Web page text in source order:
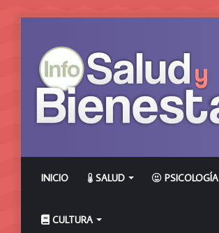
INICIO SALUD PSICOLOGÍA
CULTURA